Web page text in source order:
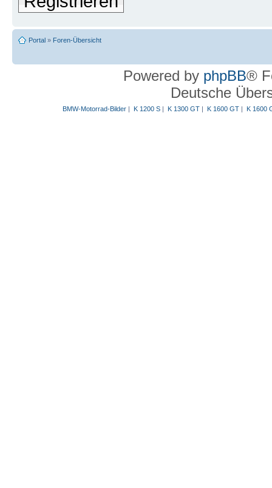
Portal » Foren-Übersicht
Powered by phpBB®
Deutsche
BMW-Motorrad-Bilder| K 1200 S| K 1300 GT| K 1600 GT| K 1600